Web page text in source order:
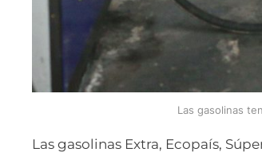
Las gasolinas
Las gasolinas Extra, Ecopaís,